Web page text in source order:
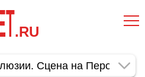
.RU